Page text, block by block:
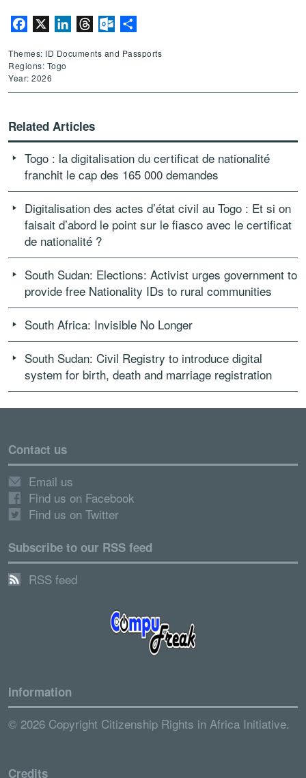
Facebook LinkedInThreadsOutlook.com
Themes: ID Documents and Passports
Regions: Togo
Year: 2026
Related Articles
Togo : la digitalisation du certificat de nationalité
franchit le cap des 165 000 demandes
Digitalisation des actes d’état civil au Togo : Et si on
faisait d’abord le point sur le fiasco avec le certificat
de nationalité ?
South Sudan: Elections: Activist urges government to
provide free Nationality IDs to rural communities
South Africa: Invisible No Longer
South Sudan: Civil Registry to introduce digital
system for birth, death and marriage registration
Contact us
Email us
Find us on Facebook
Find us on Twitter
Subscribe to our RSS feed
RSS feed
Information
© 2026 Copyright Citizenship Rights in Africa Initiative.
Credits